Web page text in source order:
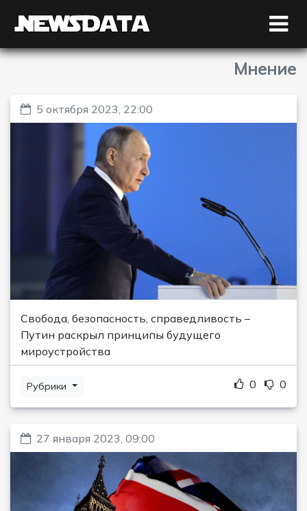
Мнение
5 октября 2023, 22:00
Свобода, безопасность, справедливость –
Путин раскрыл принципы будущего
мироустройства
Рубрики 0 0
27 января 2023, 09:00